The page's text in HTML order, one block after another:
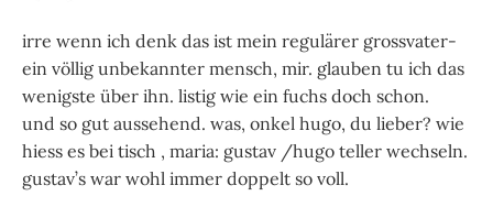
irre wenn ich denk das ist mein regulärer grossvater-
ein völlig unbekannter mensch, mir. glauben tu ich das
wenigste über ihn. listig wie ein fuchs doch schon.
und so gut aussehend. was, onkel hugo, du lieber? wie
hiess es bei tisch , maria: gustav /hugo teller wechseln.
gustav’s war wohl immer doppelt so voll.